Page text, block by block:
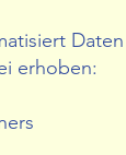
erhoben: